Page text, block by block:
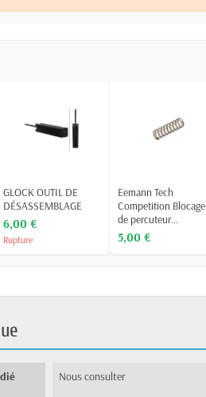
GLOCK OUTIL DE
DÉSASSEMBLAGE
6,00 €
Rupture
Eemann Tech
Competition Blocage
de percuteur...
5,00 €
Nous consulter